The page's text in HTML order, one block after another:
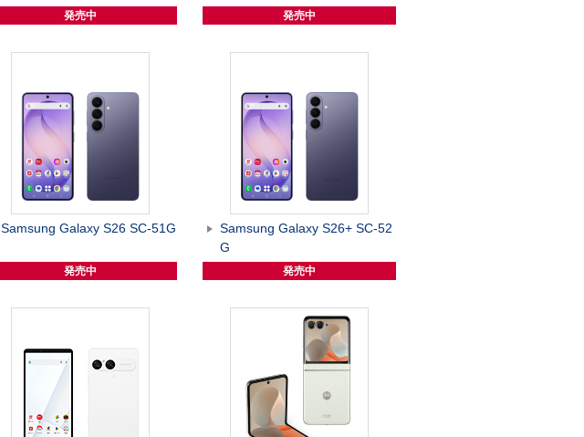
発売中 発売中
Samsung Galaxy S26 SC-51G
発売中
Samsung Galaxy S26+ SC-52
G
発売中